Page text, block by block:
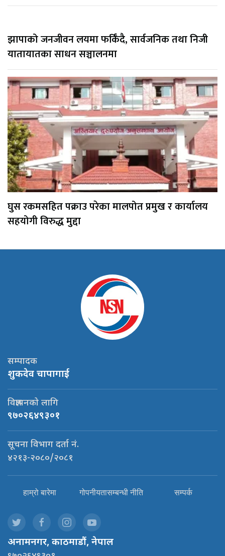
झापाको जनजीवन लयमा फर्किँदै, सार्वजनिक तथा निजी
यातायातका साधन सञ्चालनमा
घुस रकमसहित पक्राउ परेका मालपोत प्रमुख र कार्यालय
सहयोगी विरुद्ध मुद्दा
सम्पादक
शुकदेव चापागाई
विज्ञापनको लागि
९७०२६४९३०१
सूचना विभाग दर्ता नं.
४२१३-२०८०/२०८१
हाम्रो बारेमा गोपनीयतासम्बन्धी नीति सम्पर्क
अनामनगर, काठमाडौं, नेपाल